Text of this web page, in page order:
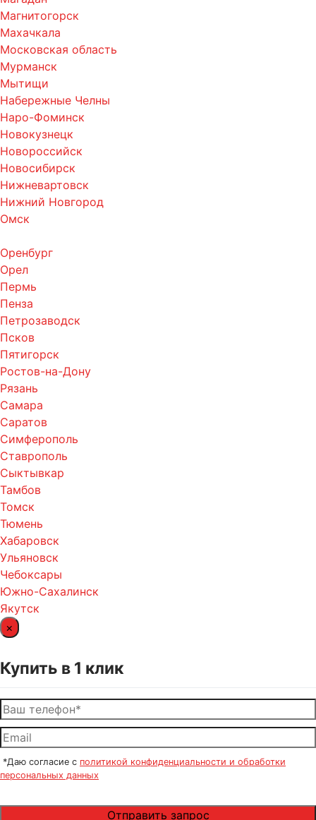
Магнитогорск
Махачкала
Московская область
Мурманск
Мытищи
Набережные Челны
Наро-Фоминск
Новокузнецк
Новороссийск
Новосибирск
Нижневартовск
Нижний Новгород
Омск
Оренбург
Орел
Пермь
Пенза
Петрозаводск
Псков
Пятигорск
Ростов-на-Дону
Рязань
Самара
Саратов
Симферополь
Ставрополь
Сыктывкар
Тамбов
Томск
Тюмень
Хабаровск
Ульяновск
Чебоксары
Южно-Сахалинск
Якутск
×
Купить в 1 клик
*Даю согласие с политикой конфиденциальности и обработки
персональных данных